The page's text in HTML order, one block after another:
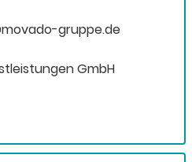
gruppe.de
GmbH